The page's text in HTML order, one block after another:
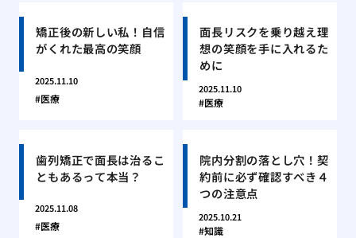
矯正後の新しい私！自信
がくれた最高の笑顔
2025.11.10
医療
面長リスクを乗り越え理
想の笑顔を手に入れるた
めに
2025.11.10
医療
歯列矯正で面長は治るこ
ともあるって本当？
2025.11.08
医療
院内分割の落とし穴！契
約前に必ず確認すべき４
つの注意点
2025.10.21
知識